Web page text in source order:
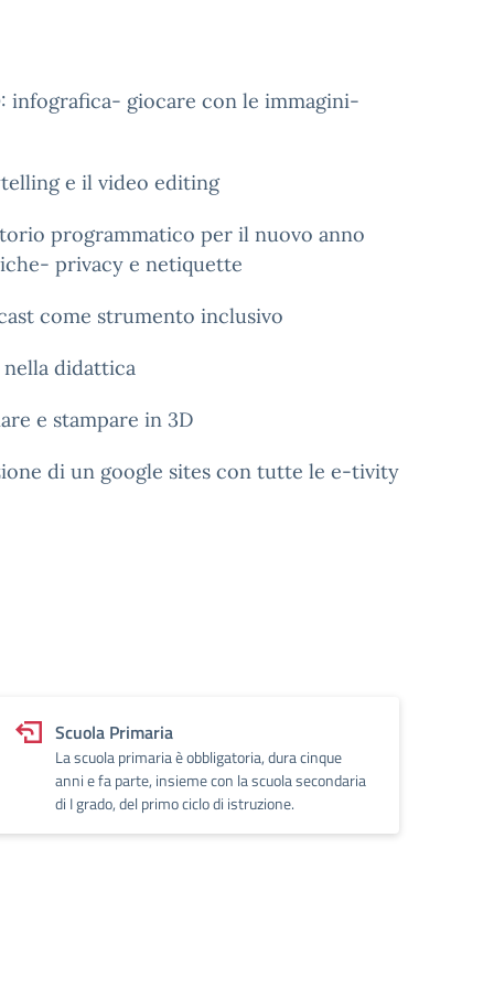
infografica- giocare con le immagini-
e il video editing
programmatico per il nuovo anno
privacy e netiquette
come strumento inclusivo
didattica
e stampare in 3D
di un google sites con tutte le e-tivity
Scuola Primaria
La scuola primaria è obbligatoria, dura cinque
anni e fa parte, insieme con la scuola secondaria
di I grado, del primo ciclo di istruzione.